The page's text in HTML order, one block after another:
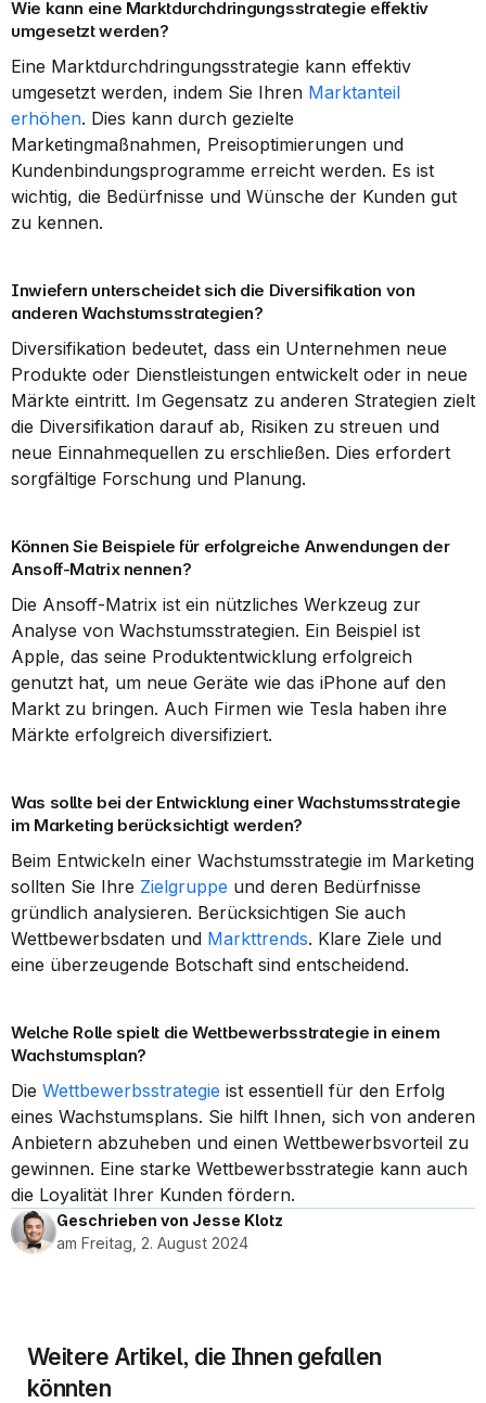
Wie kann eine Marktdurchdringungsstrategie effektiv
umgesetzt werden?
Eine Marktdurchdringungsstrategie kann effektiv
umgesetzt werden, indem Sie Ihren Marktanteil
erhöhen. Dies kann durch gezielte
Marketingmaßnahmen, Preisoptimierungen und
Kundenbindungsprogramme erreicht werden. Es ist
wichtig, die Bedürfnisse und Wünsche der Kunden gut
zu kennen.
Inwiefern unterscheidet sich die Diversifikation von
anderen Wachstumsstrategien?
Diversifikation bedeutet, dass ein Unternehmen neue
Produkte oder Dienstleistungen entwickelt oder in neue
Märkte eintritt. Im Gegensatz zu anderen Strategien zielt
die Diversifikation darauf ab, Risiken zu streuen und
neue Einnahmequellen zu erschließen. Dies erfordert
sorgfältige Forschung und Planung.
Können Sie Beispiele für erfolgreiche Anwendungen der
Ansoff-Matrix nennen?
Die Ansoff-Matrix ist ein nützliches Werkzeug zur
Analyse von Wachstumsstrategien. Ein Beispiel ist
Apple, das seine Produktentwicklung erfolgreich
genutzt hat, um neue Geräte wie das iPhone auf den
Markt zu bringen. Auch Firmen wie Tesla haben ihre
Märkte erfolgreich diversifiziert.
Was sollte bei der Entwicklung einer Wachstumsstrategie
im Marketing berücksichtigt werden?
Beim Entwickeln einer Wachstumsstrategie im Marketing
sollten Sie Ihre Zielgruppe und deren Bedürfnisse
gründlich analysieren. Berücksichtigen Sie auch
Wettbewerbsdaten und Markttrends. Klare Ziele und
eine überzeugende Botschaft sind entscheidend.
Welche Rolle spielt die Wettbewerbsstrategie in einem
Wachstumsplan?
Die Wettbewerbsstrategie ist essentiell für den Erfolg
eines Wachstumsplans. Sie hilft Ihnen, sich von anderen
Anbietern abzuheben und einen Wettbewerbsvorteil zu
gewinnen. Eine starke Wettbewerbsstrategie kann auch
die Loyalität Ihrer Kunden fördern.
Geschrieben von Jesse Klotz
am Freitag, 2. August 2024
Weitere Artikel, die Ihnen gefallen
könnten